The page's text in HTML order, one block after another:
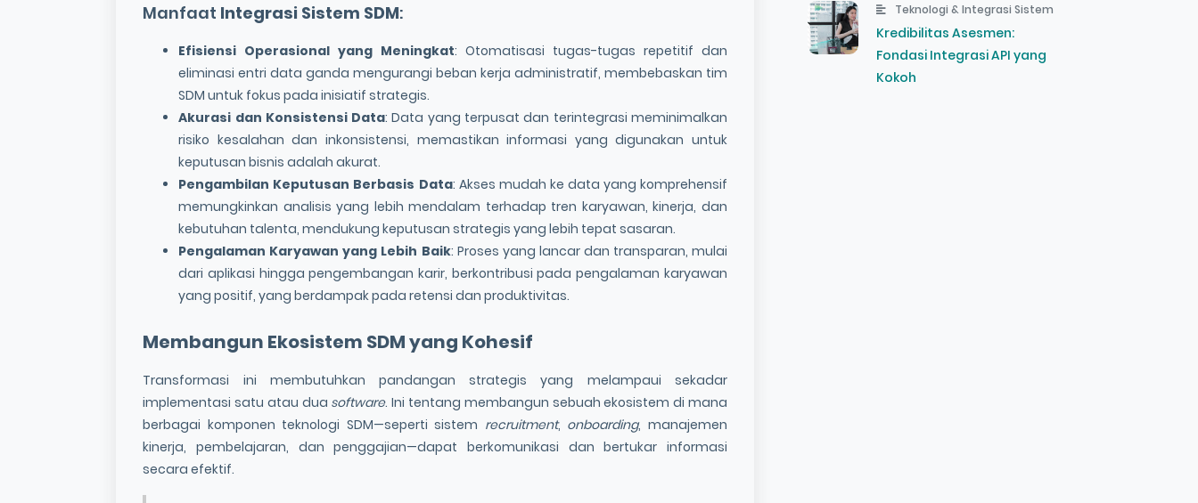
Manfaat Integrasi Sistem SDM:
Efisiensi Operasional yang Meningkat: Otomatisasi tugas-tugas repetitif dan
eliminasi entri data ganda mengurangi beban kerja administratif, membebaskan tim
SDM untuk fokus pada inisiatif strategis.
Akurasi dan Konsistensi Data: Data yang terpusat dan terintegrasi meminimalkan
risiko kesalahan dan inkonsistensi, memastikan informasi yang digunakan untuk
keputusan bisnis adalah akurat.
Pengambilan Keputusan Berbasis Data: Akses mudah ke data yang komprehensif
memungkinkan analisis yang lebih mendalam terhadap tren karyawan, kinerja, dan
kebutuhan talenta, mendukung keputusan strategis yang lebih tepat sasaran.
Pengalaman Karyawan yang Lebih Baik: Proses yang lancar dan transparan, mulai
dari aplikasi hingga pengembangan karir, berkontribusi pada pengalaman karyawan
yang positif, yang berdampak pada retensi dan produktivitas.
Membangun Ekosistem SDMyang Kohesif
Transformasi ini membutuhkan pandangan strategis yang melampaui sekadar
implementasi satu atau dua software. Ini tentang membangun sebuah ekosistem di mana
berbagai komponen teknologi SDM—seperti sistem recruitment, onboarding, manajemen
kinerja, pembelajaran, dan penggajian—dapat berkomunikasi dan bertukar informasi
secara efektif.
Teknologi & Integrasi Sistem
Kredibilitas Asesmen:
Fondasi Integrasi API yang
Kokoh